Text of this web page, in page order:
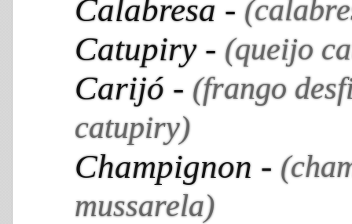
Calabresa -
Catupiry - (queijo
Carijó - (frango
catupiry)
Champignon -
mussarela)